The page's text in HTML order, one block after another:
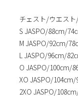
チェスト/ウエス
S JASPO/88cm/
M JASPO/92cm/
L JASPO/96cm/
O JASPO/100cm/
XO JASPO/
2XO JASPO/